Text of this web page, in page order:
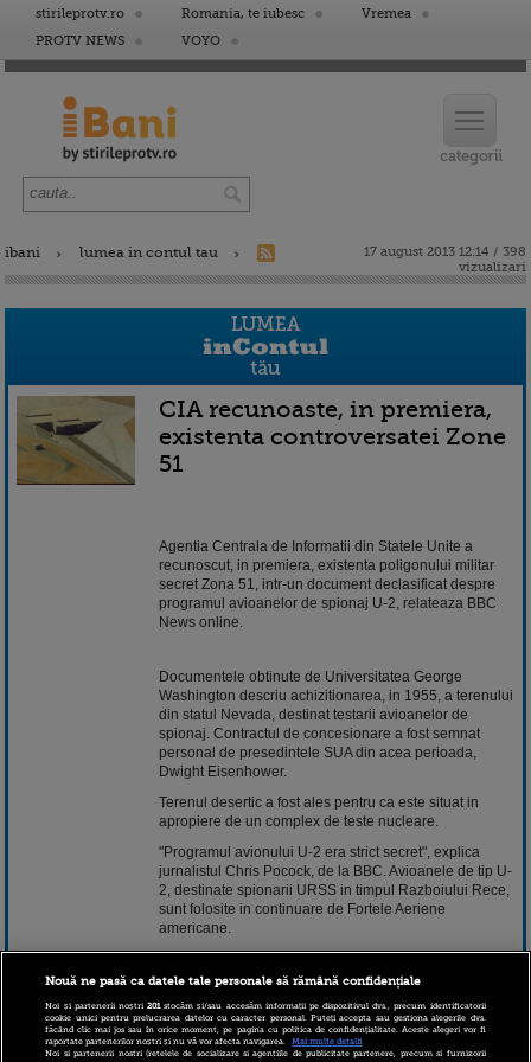
stirileprotv.ro Romania, te iubesc
Vremea
PROTV NEWS
VOYO
ibani lumea in contul tau
17 august 2013 12:14 / 398
vizualizari
CIA recunoaste, in premiera,
existenta controversatei Zone
51
Agentia Centrala de Informatii din Statele Unite a
recunoscut, in premiera, existenta poligonului militar
secret Zona 51, intr-un document declasificat despre
programul avioanelor de spionaj U-2, relateaza BBC
News online.
Documentele obtinute de Universitatea George
Washington descriu achizitionarea, in 1955, a terenului
din statul Nevada, destinat testarii avioanelor de
spionaj. Contractul de concesionare a fost semnat
personal de presedintele SUA din acea perioada,
Dwight Eisenhower.
Terenul desertic a fost ales pentru ca este situat in
apropiere de un complex de teste nucleare.
"Programul avionului U-2 era strict secret", explica
jurnalistul Chris Pocock, de la BBC. Avioanele de tip U-
2, destinate spionarii URSS in timpul Razboiului Rece,
sunt folosite in continuare de Fortele Aeriene
americane.
Actele declasificate precizeaza ca "testarea avioanelor
U-2, in anii 1950, la altitudini mult mai mari decat cele
numeroase sesizari referitoare la obiecte zburatoare
neidentificate (OZN)".
Nouă ne pasă ca datele tale personale să rămână confidențiale
Noi și partenerii noștri201stocăm și/sau accesăm informații pe dispozitivul dvs., precum identificatorii
cookie unici pentru prelucrarea datelor cu caracter personal. Puteți accepta sau gestiona alegerile dvs.
făcând clic mai jos sau în orice moment, pe pagina cu politica de confidențialitate. Aceste alegeri vor fi
raportate partenerilor noștri și nu vă vor afecta navigarea.
Mai multe detalii
Noi si partenerii nostri (retelele de socializare si agentiile de publicitate partenere, precum si furnizorii